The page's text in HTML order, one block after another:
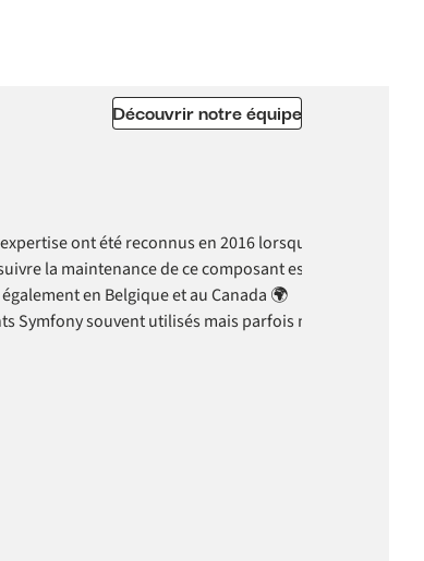
Découvrir notre équipe
ont été reconnus en 2016 lorsqu'il a été
la maintenance de ce composant essentiel,
en Belgique et au Canada 🌍
souvent utilisés mais parfois mal compris,